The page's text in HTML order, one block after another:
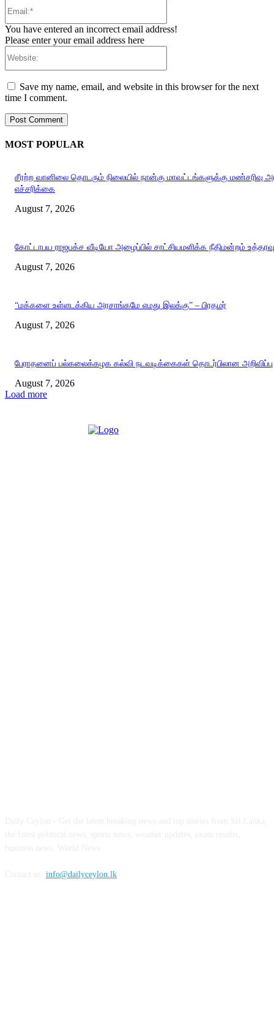
You have entered an incorrect email address!
Please enter your email address here
Save my name, email, and website in this browser for the next
time I comment.
MOST POPULAR
சீரற்ற வானிலை தொடரும் நிலையில் நான்கு மாவட்டங்களுக்கு மண்சரிவு
எச்சரிக்கை
August 7, 2026
கோட்டாபய ராஜபக்ச வீடியோ அழைப்பில் சாட்சியமளிக்க நீதிமன்றம் உத்தரவு
August 7, 2026
“மக்களை உள்ளடக்கிய அரசாங்கமே எமது இலக்கு” – பிரதமர்
August 7, 2026
பேராதனைப் பல்கலைக்கழக கல்வி நடவடிக்கைகள் தொடர்பிலான அறிவிப்பு
August 7, 2026
Load more
info@dailyceylon.lk